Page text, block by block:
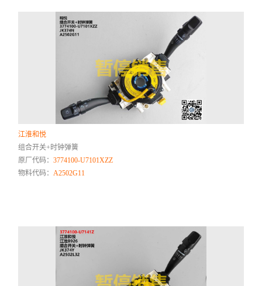
江淮和悦
组合开关+时钟弹簧
原厂代码：3774100-U7101XZZ
物料代码：A2502G11